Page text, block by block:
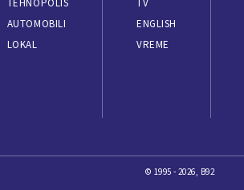
AUTOMOBILI
LOKAL
ENGLISH
VREME
© 1995 - 2026, B92